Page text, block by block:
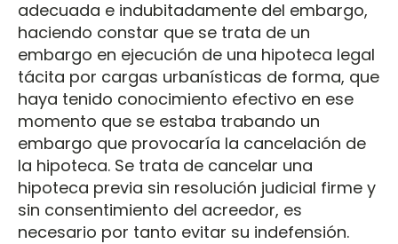
adecuada e indubitadamente del embargo,
haciendo constar que se trata de un
embargo en ejecución de una hipoteca legal
tácita por cargas urbanísticas de forma, que
haya tenido conocimiento efectivo en ese
momento que se estaba trabando un
embargo que provocaría la cancelación de
la hipoteca. Se trata de cancelar una
hipoteca previa sin resolución judicial firme y
sin consentimiento del acreedor, es
necesario por tanto evitar su indefensión.